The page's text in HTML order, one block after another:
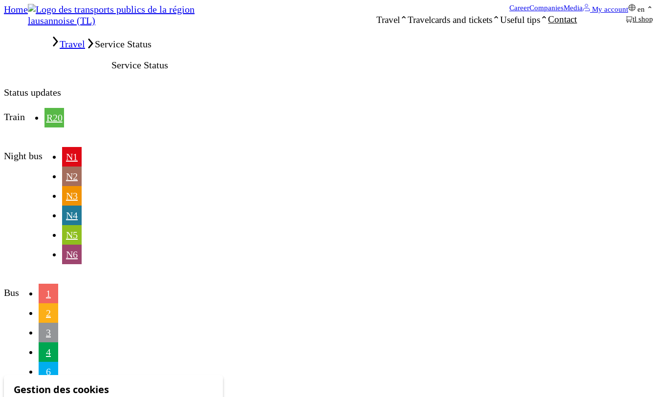
Home
Travel Travelcards and tickets Useful tips Contact
CareerCompaniesMedia My account
en
tl shop
Travel
Service Status
Service Status
Status updates
Train R20
Night bus
N1
N2
N3
N4
N5
N6
Bus
1
2
3
4
6
16
Gestion des cookies